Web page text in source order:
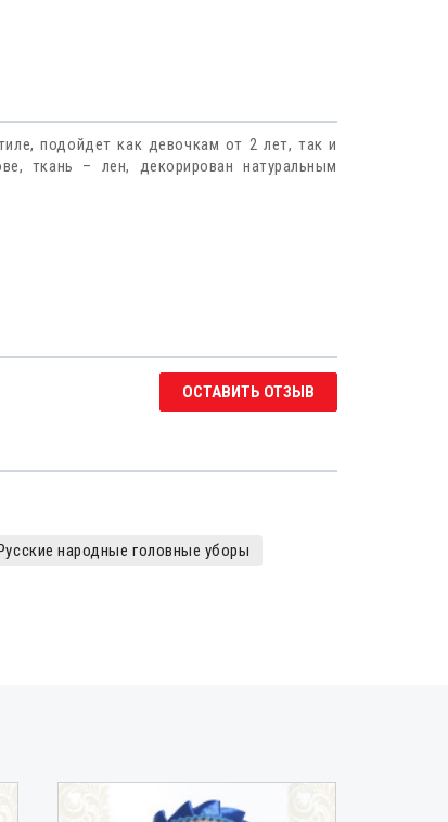
подойдет как девочкам от 2 лет, так и
ткань – лен, декорирован натуральным
ОСТАВИТЬ ОТЗЫВ
народные головные уборы